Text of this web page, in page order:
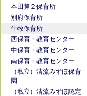
本田第２保育所
別府保育所
牛牧保育所
西保育・教育センター
中保育・教育センター
南保育・教育センター
（私立）清流みずほ保育
園
（私立）清流みずほ認定